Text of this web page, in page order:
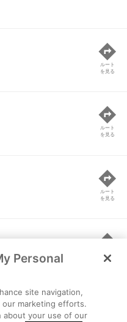
ルート
を見る
ルート
を見る
ルート
を見る
ルート
を見る
Personal
site navigation,
our marketing efforts.
about your use of our